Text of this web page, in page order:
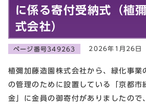
に係る寄付受納式（植
式会社）
ページ番号349263 2026年1月26日
植彌加藤造園株式会社から、緑化事業
の管理のために設置している「京都市
金」に金員の御寄付がありましたので